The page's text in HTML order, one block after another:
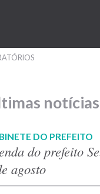
notícias
DO PREFEITO
do prefeito
agosto